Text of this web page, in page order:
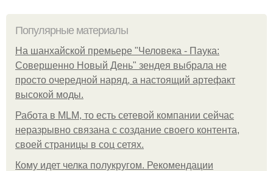
Популярные материалы
На шанхайской премьере "Человека - Паука:
Совершенно Новый День" зендея выбрала не
просто очередной наряд, а настоящий артефакт
высокой моды.
Работа в MLM, то есть сетевой компании сейчас
неразрывно связана с создание своего контента,
своей страницы в соц сетях.
Кому идет челка полукругом. Рекомендации